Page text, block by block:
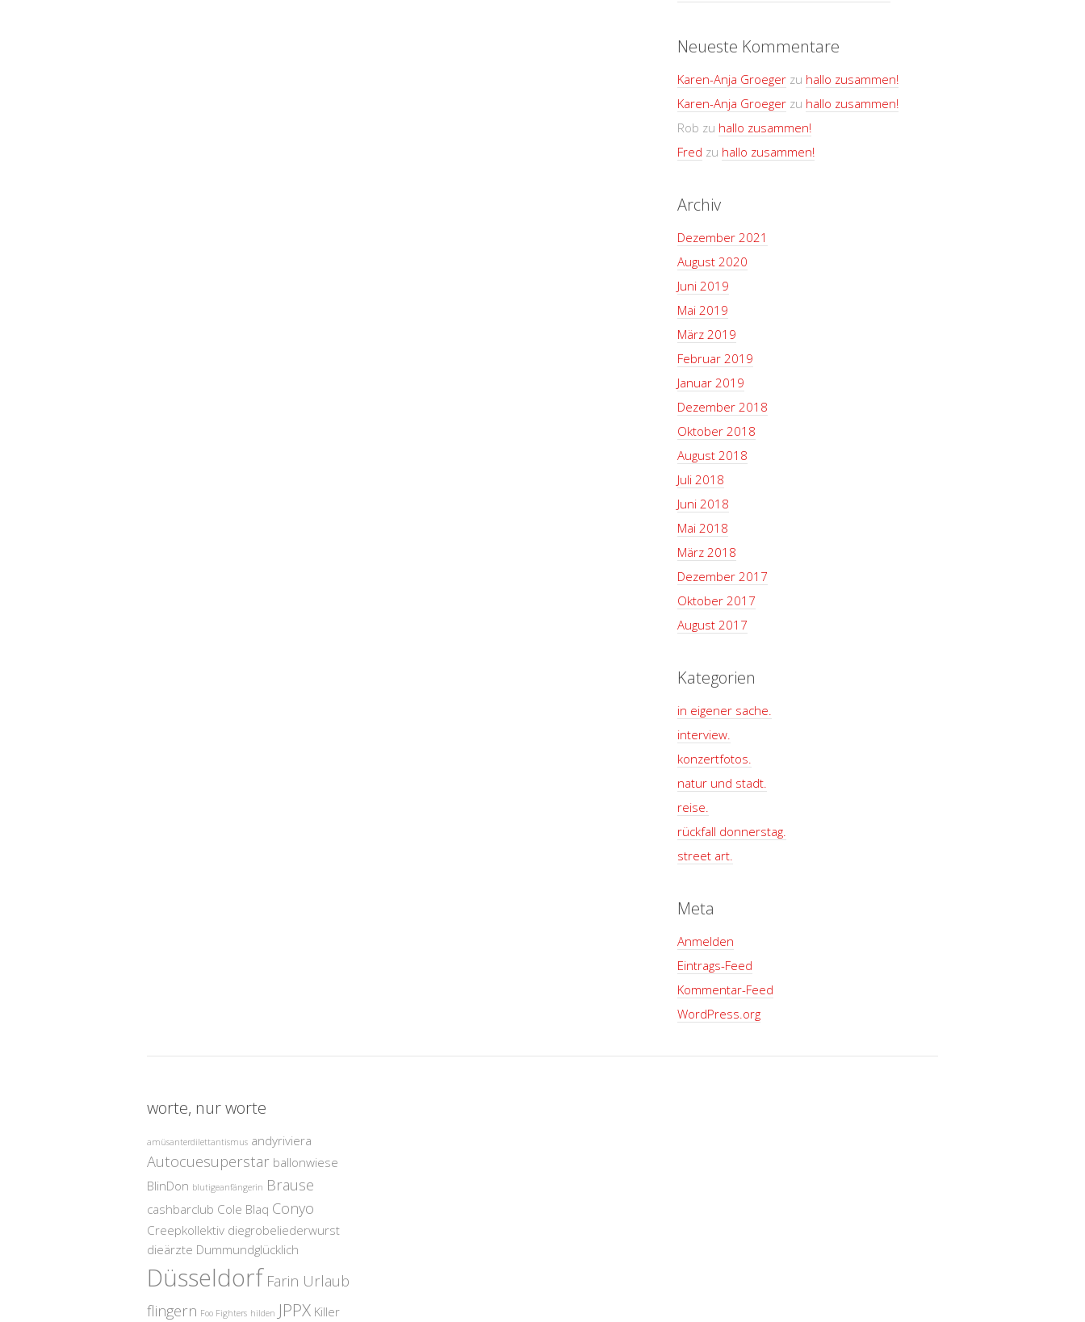
Neueste Kommentare
Karen-Anja Groegerzu hallo zusammen!
Karen-Anja Groegerzu hallo zusammen!
Rob zu hallo zusammen!
Fred zu hallo zusammen!
Archiv
Dezember 2021
August 2020
Juni 2019
Mai 2019
März 2019
Februar 2019
Januar 2019
Dezember 2018
Oktober 2018
August 2018
Juli 2018
Juni 2018
Mai 2018
März 2018
Dezember 2017
Oktober 2017
August 2017
Kategorien
in eigener sache.
interview.
konzertfotos.
natur und stadt.
reise.
rückfall donnerstag.
street art.
Meta
Anmelden
Eintrags-Feed
Kommentar-Feed
WordPress.org
worte, nur worte
amüsanterdilettantismus andyriviera
Autocuesuperstar ballonwiese
BlinDon blutigeanfängerin Brause
cashbarclub Cole Blaq Conyo
Creepkollektiv diegrobeliederwurst
dieärzte Dummundglücklich
Düsseldorf Farin Urlaub
flingern Foo Fighters hilden JPPX Killer